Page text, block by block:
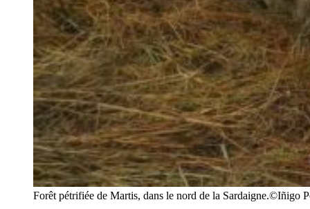
Forêt pétrifiée de Martis, dans le nord de la Sardaigne.©Iñigo